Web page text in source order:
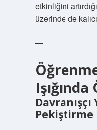
etkinliğini
üzerinde de
—
Davranışçı
Pekiştirme